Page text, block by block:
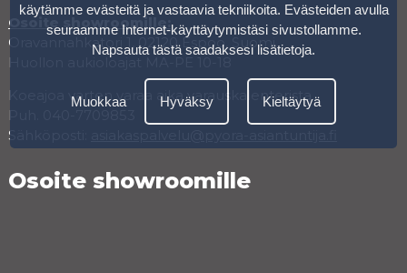
Osoite showroomille:
Oravannahkatori 1, 02120 Espoo, Suomi
Huollon aukioloajat MA-PE 10-18
Koeajoa varten varaa aika varauskalenterista.
Sähköposti:
Osoite showroomille
käytämme evästeitä ja vastaavia tekniikoita. Evästeiden avulla
seuraamme Internet-käyttäytymistäsi sivustollamme.
Napsauta tästä saadaksesi lisätietoja.
Muokkaa Hyväksy Kieltäytyä